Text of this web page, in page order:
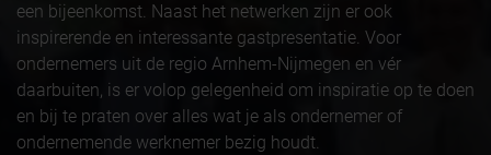
een bijeenkomst. Naast het netwerken zijn er ook
inspirerende en interessante gastpresentatie. Voor
ondernemers uit de regio Arnhem-Nijmegen en vér
daarbuiten, is er volop gelegenheid om inspiratie op te doen
en bij te praten over alles wat je als ondernemer of
ondernemende werknemer bezig houdt.